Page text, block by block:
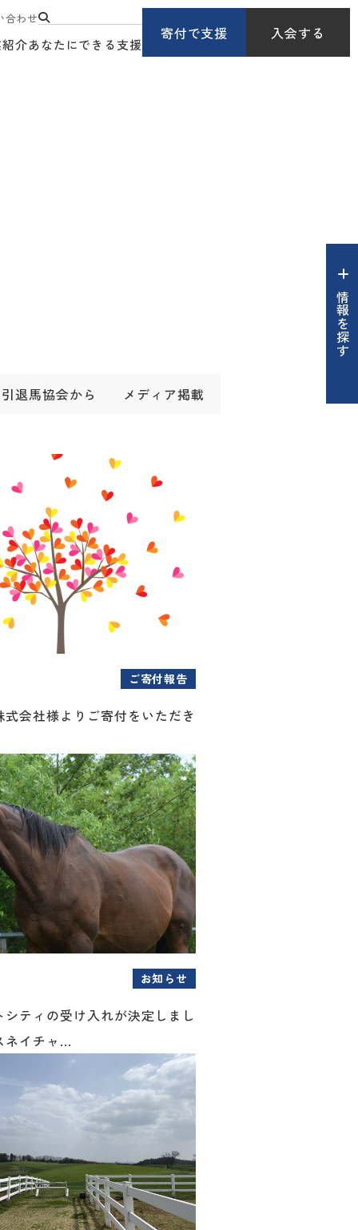
合わせ
介あなたにできる支援
寄付で支援 入会する
情報を探す
引退馬協会から メディア掲載
ご寄付報告
会社様よりご寄付をいただき
お知らせ
ティの受け入れが決定しまし
ネイチャ...